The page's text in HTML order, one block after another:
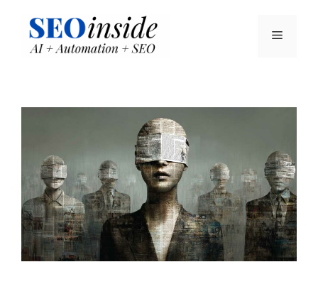
contenu
Menu